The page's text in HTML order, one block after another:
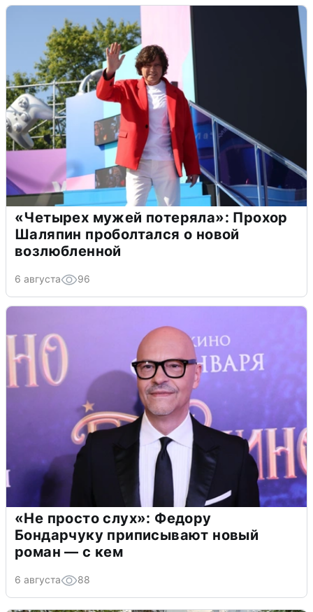
«Четырех мужей потеряла»: Прохор
Шаляпин проболтался о новой
возлюбленной
6 августа 96
«Не просто слух»: Федору
Бондарчуку приписывают новый
роман — с кем
6 августа 88